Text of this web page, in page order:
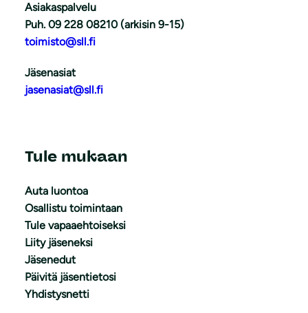
Asiakaspalvelu
Puh. 09 228 08210 (arkisin 9-15)
toimisto@sll.fi
Jäsenasiat
jasenasiat@sll.fi
Tule mukaan
Auta luontoa
Osallistu toimintaan
Tule vapaaehtoiseksi
Liity jäseneksi
Jäsenedut
Päivitä jäsentietosi
Yhdistysnetti